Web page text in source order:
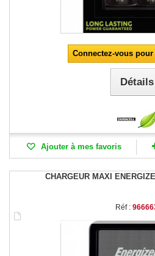
Connectez-vous
Détails
Ajouter à mes favoris
CHARGEUR MAXI
Réf :